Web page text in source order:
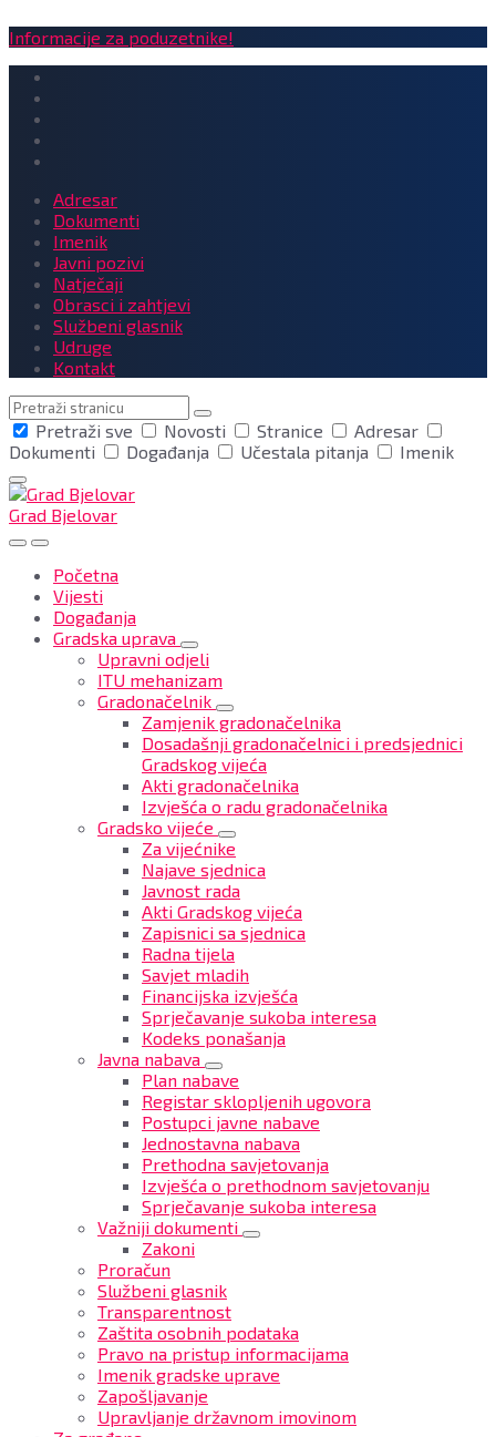
Informacije za poduzetnike!
Adresar
Dokumenti
Imenik
Javni pozivi
Natječaji
Obrasci i zahtjevi
Službeni glasnik
Udruge
Kontakt
Pretraga
Pretraži sve
Novosti Stranice
Adresar
Dokumenti
Događanja Učestala pitanja Imenik
Grad Bjelovar
Početna
Vijesti
Događanja
Gradska uprava
Upravni odjeli
ITU mehanizam
Gradonačelnik
Zamjenik gradonačelnika
Dosadašnji gradonačelnici i predsjednici
Gradskog vijeća
Akti gradonačelnika
Izvješća o radu gradonačelnika
Gradsko vijeće
Za vijećnike
Najave sjednica
Javnost rada
Akti Gradskog vijeća
Zapisnici sa sjednica
Radna tijela
Savjet mladih
Financijska izvješća
Sprječavanje sukoba interesa
Kodeks ponašanja
Javna nabava
Plan nabave
Registar sklopljenih ugovora
Postupci javne nabave
Jednostavna nabava
Prethodna savjetovanja
Izvješća o prethodnom savjetovanju
Sprječavanje sukoba interesa
Važniji dokumenti
Zakoni
Proračun
Službeni glasnik
Transparentnost
Zaštita osobnih podataka
Pravo na pristup informacijama
Imenik gradske uprave
Zapošljavanje
Upravljanje državnom imovinom